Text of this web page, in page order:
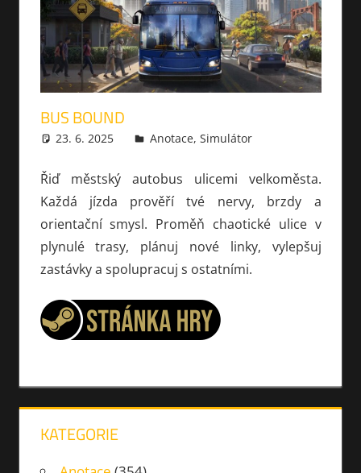
BUS BOUND
23. 6. 2025 xmilek
Anotace, Simulátor
Řiď městský autobus ulicemi velkoměsta.
Každá jízda prověří tvé nervy, brzdy a
orientační smysl. Proměň chaotické ulice v
plynulé trasy, plánuj nové linky, vylepšuj
zastávky a spolupracuj s ostatními.
KATEGORIE